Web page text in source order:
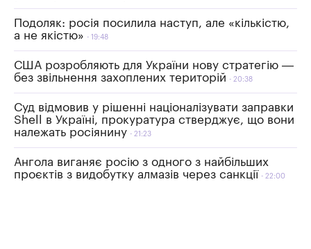
Подоляк: росія посилила наступ, але «кількістю,
а не якістю»
19:48
США розробляють для України нову стратегію —
без звільнення захоплених територій
20:38
Суд відмовив у рішенні націоналізувати заправки
Shell в Україні, прокуратура стверджує, що вони
належать росіянину
21:23
Ангола виганяє росію з одного з найбільших
проєктів з видобутку алмазів через санкції
22:00